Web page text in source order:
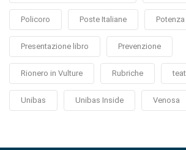
Policoro Poste Italiane Potenza
Presentazione libro Prevenzione
Rionero in Vulture Rubriche
Unibas Unibas Inside Venosa